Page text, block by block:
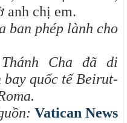
anh chị em.
ban phép lành cho
Cha đã di
bay quốc tế Beirut-
Vatican News